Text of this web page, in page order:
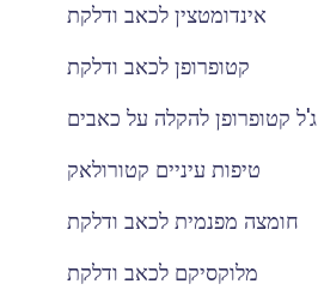
אינדומטצין לכאב ודלקת
קטופרופן לכאב ודלקת
ג'ל קטופרופן להקלה על כאבים
טיפות עיניים קטורולאק
חומצה מפנמית לכאב ודלקת
מלוקסיקם לכאב ודלקת